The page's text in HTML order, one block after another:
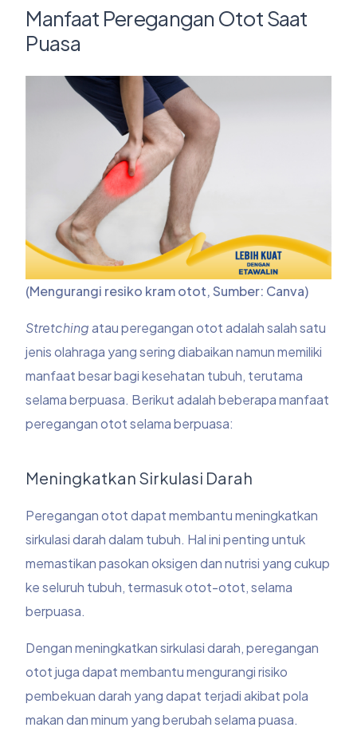
Manfaat Peregangan Otot Saat
Puasa
(Mengurangi resiko kram otot, Sumber: Canva)
Stretchingatau peregangan otot adalah salah satu
jenis olahraga yang sering diabaikan namun memiliki
manfaat besar bagi kesehatan tubuh, terutama
selama berpuasa. Berikut adalah beberapa manfaat
peregangan otot selama berpuasa:
Meningkatkan Sirkulasi Darah
Peregangan otot dapat membantu meningkatkan
sirkulasi darah dalam tubuh. Hal ini penting untuk
memastikan pasokan oksigen dan nutrisi yang cukup
ke seluruh tubuh, termasuk otot-otot, selama
berpuasa.
Dengan meningkatkan sirkulasi darah, peregangan
otot juga dapat membantu mengurangi risiko
pembekuan darah yang dapat terjadi akibat pola
makan dan minum yang berubah selama puasa.